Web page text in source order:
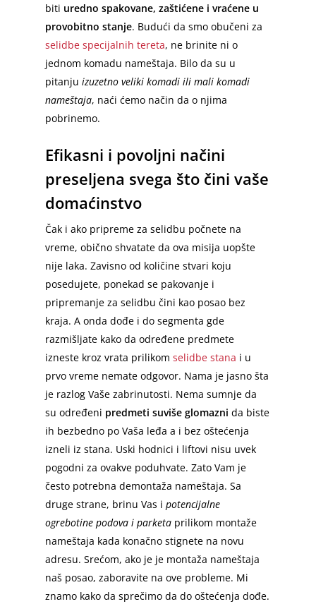
biti uredno spakovane, zaštićene i vraćene u
provobitno stanje. Budući da smo obučeni za
selidbe specijalnih tereta, ne brinite ni o
jednom komadu nameštaja. Bilo da su u
pitanjuizuzetno veliki komadi ili mali komadi
nameštaja, naći ćemo način da o njima
pobrinemo.
Efikasni i povoljni načini
preseljena svega što čini vaše
domaćinstvo
Čak i ako pripreme za selidbu počnete na
vreme, obično shvatate da ova misija uopšte
nije laka. Zavisno od količine stvari koju
posedujete, ponekad se pakovanje i
pripremanje za selidbu čini kao posao bez
kraja. A onda dođe i do segmenta gde
razmišljate kako da određene predmete
izneste kroz vrata prilikomselidbe stana i u
prvo vreme nemate odgovor. Nama je jasno šta
je razlog Vaše zabrinutosti. Nema sumnje da
su određeni predmeti suviše glomazni da biste
ih bezbedno po Vaša leđa a i bez oštećenja
izneli iz stana. Uski hodnici i liftovi nisu uvek
pogodni za ovakve poduhvate. Zato Vam je
često potrebna demontaža nameštaja. Sa
druge strane, brinu Vas ipotencijalne
ogrebotine podova i parketa prilikom montaže
nameštaja kada konačno stignete na novu
adresu. Srećom, ako je je montaža nameštaja
naš posao, zaboravite na ove probleme. Mi
znamo kako da sprečimo da do oštećenja dođe.